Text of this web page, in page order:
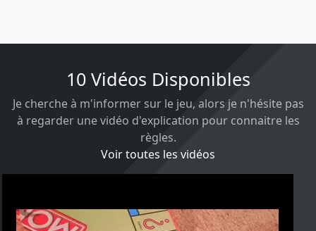
10 Vidéos Disponibles
Je cherche à m'informer sur le jeu, alors je n'hésite pas
à regarder une vidéo d'explication pour connaitre les
règles.
Voir toutes les vidéos